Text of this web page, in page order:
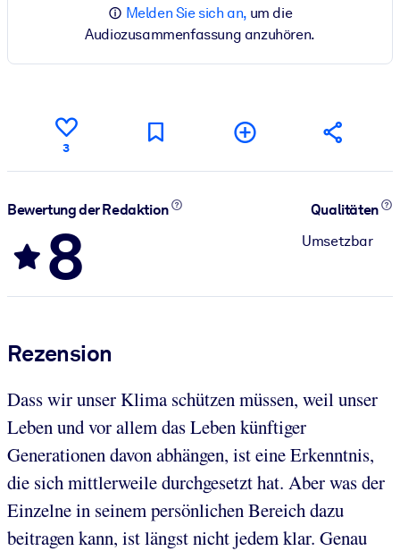
Melden Sie sich an,um die
Audiozusammenfassung anzuhören.
3
Bewertung der Redaktion
8
Qualitäten
Umsetzbar
Rezension
Dass wir unser Klima schützen müssen, weil unser
Leben und vor allem das Leben künftiger
Generationen davon abhängen, ist eine Erkenntnis,
die sich mittlerweile durchgesetzt hat. Aber was der
Einzelne in seinem persönlichen Bereich dazu
beitragen kann, ist längst nicht jedem klar. Genau